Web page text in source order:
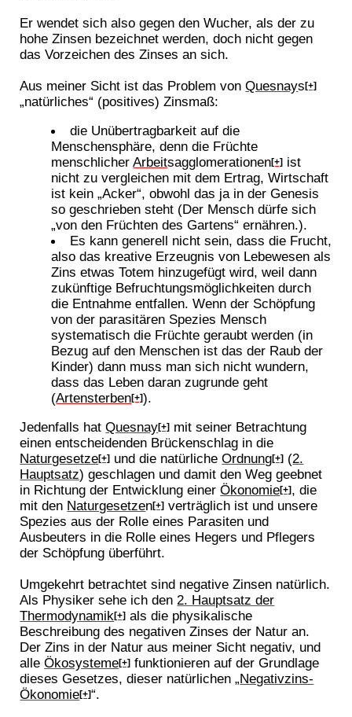
Er wendet sich also gegen den Wucher, als der zu
hohe Zinsen bezeichnet werden, doch nicht gegen
das Vorzeichen des Zinses an sich.
Aus meiner Sicht ist das Problem vonQuesnays[+]
„natürliches“ (positives) Zinsmaß:
die Unübertragbarkeit auf die
Menschensphäre, denn die Früchte
menschlicherArbeitsagglomerationen[+] ist
nicht zu vergleichen mit dem Ertrag, Wirtschaft
ist kein „Acker“, obwohl das ja in der Genesis
so geschrieben steht (Der Mensch dürfe sich
„von den Früchten des Gartens“ ernähren.).
Es kann generell nicht sein, dass die Frucht,
also das kreative Erzeugnis von Lebewesen als
Zins etwas Totem hinzugefügt wird, weil dann
zukünftige Befruchtungsmöglichkeiten durch
die Entnahme entfallen. Wenn der Schöpfung
von der parasitären Spezies Mensch
systematisch die Früchte geraubt werden (in
Bezug auf den Menschen ist das der Raub der
Kinder) dann muss man sich nicht wundern,
dass das Leben daran zugrunde geht
(Artensterben[+]).
Jedenfalls hatQuesnay[+] mit seiner Betrachtung
einen entscheidenden Brückenschlag in die
Naturgesetze[+] und die natürlicheOrdnung[+] (2.
Hauptsatz) geschlagen und damit den Weg geebnet
in Richtung der Entwicklung einerÖkonomie[+] , die
mit den Naturgesetzen[+] verträglich ist und unsere
Spezies aus der Rolle eines Parasiten und
Ausbeuters in die Rolle eines Hegers und Pflegers
der Schöpfung überführt.
Umgekehrt betrachtet sind negative Zinsen natürlich.
Als Physiker sehe ich den2. Hauptsatz der
Thermodynamik[+] als die physikalische
Beschreibung des negativen Zinses der Natur an.
Der Zins in der Natur aus meiner Sicht negativ, und
alleÖkosysteme[+] funktionieren auf der Grundlage
dieses Gesetzes, dieser natürlichen „Negativzins-
Ökonomie[+]“.